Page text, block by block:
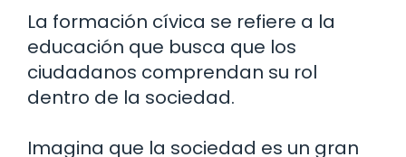
La formación cívica se refiere a la
educación que busca que los
ciudadanos comprendan su rol
dentro de la sociedad.
Imagina que la sociedad es un gran